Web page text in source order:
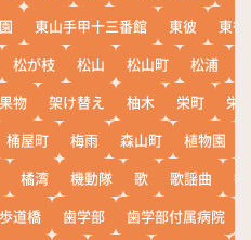
東山手甲十三番館 東彼
東彼
松が枝 松山 松山町 松浦
果物 架け替え 柚木 栄町
栄
桶屋町 梅雨 森山町 植物園
橘湾 機動隊 歌 歌謡曲
歩道橋 歯学部 歯学部付属病院